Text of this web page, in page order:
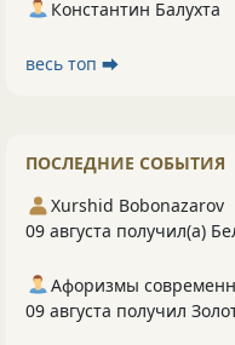
Константин Балухта
весь топ ⮕
ПОСЛЕДНИЕ СОБЫТИЯ
Xurshid Bobonazarov
09 августа получил(а)
Афоризмы
09 августа получил